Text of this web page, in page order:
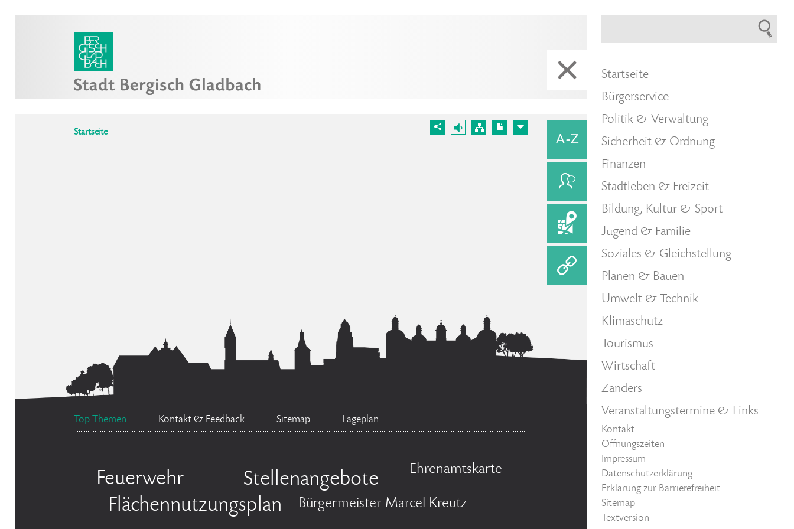
Startseite
Top Themen Kontakt & Feedback Sitemap Lageplan
Feuerwehr Stellenangebote Ehrenamtskarte
Flächennutzungsplan Bürgermeister Marcel Kreutz
Startseite
Bürgerservice
Politik & Verwaltung
Sicherheit & Ordnung
Finanzen
Stadtleben & Freizeit
Bildung, Kultur & Sport
Jugend & Familie
Soziales & Gleichstellung
Planen & Bauen
Umwelt & Technik
Klimaschutz
Tourismus
Wirtschaft
Zanders
Veranstaltungstermine & Links
Kontakt
Öffnungszeiten
Impressum
Datenschutzerklärung
Erklärung zur Barrierefreiheit
Sitemap
Textversion